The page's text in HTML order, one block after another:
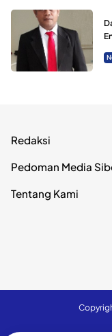
Redaksi
Pedoman Media
Tentang Kami